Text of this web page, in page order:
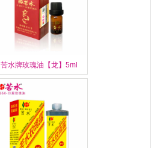
苦水牌玫瑰油【龙】5ml